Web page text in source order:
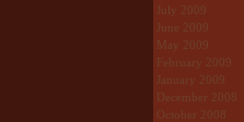
July 2009
June 2009
May 2009
February 2009
January 2009
December 2008
October 2008